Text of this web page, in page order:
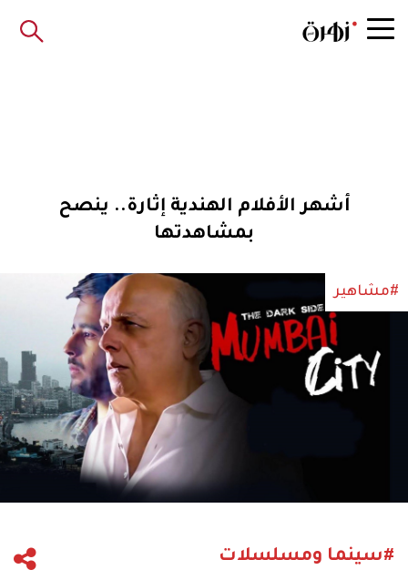
أشهر الأفلام الهندية إثارة.. ينصح
بمشاهدتها
#مشاهير
#سينما ومسلسلات